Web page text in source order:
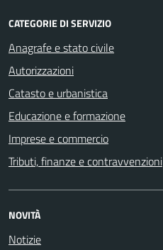
CATEGORIE DI SERVIZIO
Anagrafe e stato civile
Autorizzazioni
Catasto e urbanistica
Educazione e formazione
Imprese e commercio
Tributi, finanze e contravvenzioni
NOVITÀ
Notizie